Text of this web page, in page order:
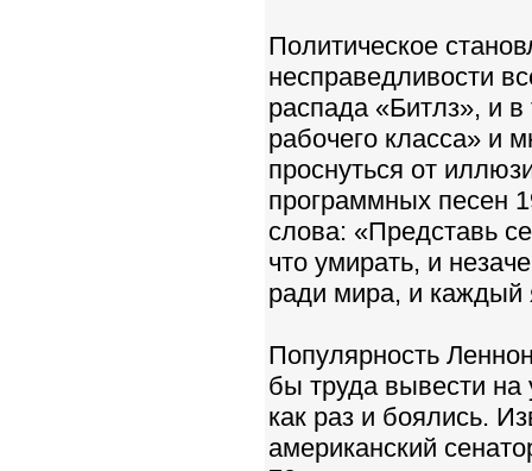
Политическое
несправедливости
распада «Битлз», и
рабочего класса» и
проснуться от
программных песен
слова: «Представь
что умирать, и
ради мира, и каждый
Популярность
бы труда вывести на
как раз и боялись.
американский